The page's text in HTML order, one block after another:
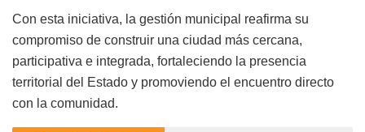
Con esta iniciativa, la gestión municipal reafirma su
compromiso de construir una ciudad más cercana,
participativa e integrada, fortaleciendo la presencia
territorial del Estado y promoviendo el encuentro directo
con la comunidad.